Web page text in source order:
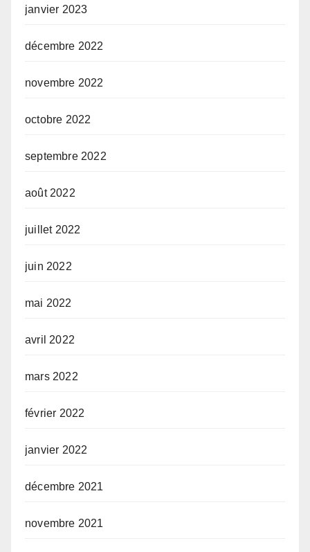
janvier 2023
décembre 2022
novembre 2022
octobre 2022
septembre 2022
août 2022
juillet 2022
juin 2022
mai 2022
avril 2022
mars 2022
février 2022
janvier 2022
décembre 2021
novembre 2021